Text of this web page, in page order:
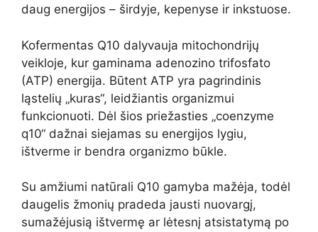
daug energijos – širdyje, kepenyse ir inkstuose.
Kofermentas Q10 dalyvauja mitochondrijų
veikloje, kur gaminama adenozino trifosfato
(ATP) energija. Būtent ATP yra pagrindinis
ląstelių „kuras“, leidžiantis organizmui
funkcionuoti. Dėl šios priežasties „coenzyme
q10“ dažnai siejamas su energijos lygiu,
ištverme ir bendra organizmo būkle.
Su amžiumi natūrali Q10 gamyba mažėja, todėl
daugelis žmonių pradeda jausti nuovargį,
sumažėjusią ištvermę ar lėtesnį atsistatymą po